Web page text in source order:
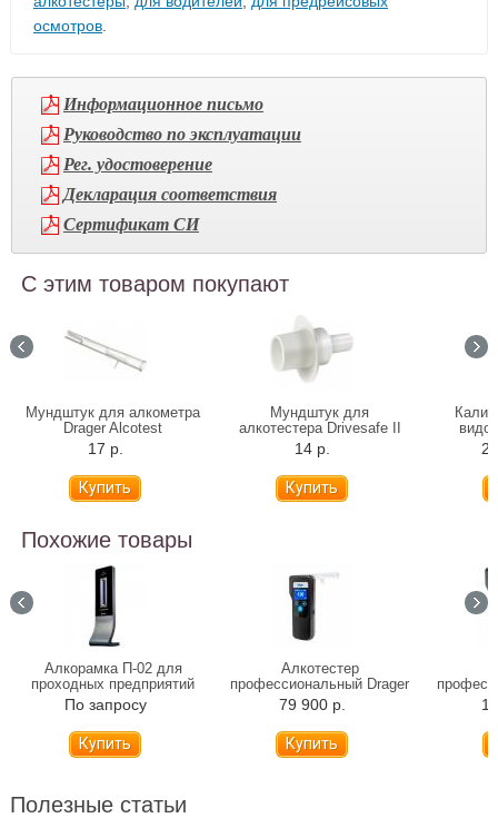
осмотров.
Информационное письмо
Руководство по эксплуатации
Рег. удостоверение
Декларация соответствия
Сертификат СИ
С этим товаром покупают
Мундштук для алкометра
Drager Alcotest
6810/7510/5510/6820 (РУ)
17 р.
Мундштук для
алкотестера Drivesafe II
14 р.
Похожие товары
Алкорамка П-02 для
проходных предприятий
По запросу
Купить
Алкотестер
профессиональный Drager
Alcotest 6000
79 900 р.
Полезные статьи